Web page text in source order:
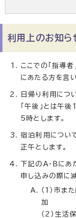
利用上のお知ら
ここでの「指導
にあたる方を言い
日帰り利用につ
「午後」とは午
5時とします。
宿泊利用につい
正午とします。
下記のA・Bにあ
申し込みの際に
（1）市ま
加
（2）生活